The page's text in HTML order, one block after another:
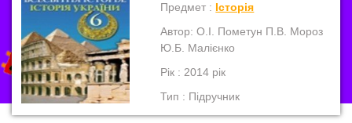
Предмет : Історія
Автор: О.І. Пометун П.В. Мороз
Ю.Б. Малієнко
Рік : 2014 рік
Тип : Підручник